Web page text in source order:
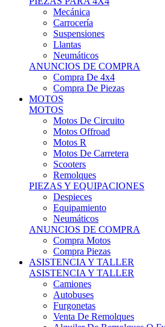
Mecánica
Carrocería
Suspensiones
Llantas
Neumáticos
ANUNCIOS DE COMPRA
Compra De 4x4
Compra De Piezas
MOTOS
MOTOS
Motos De Circuito
Motos Offroad
Motos R
Motos De Carretera
Scooters
Remolques
PIEZAS Y EQUIPACIONES
Despieces
Equipamiento
Neumáticos
ANUNCIOS DE COMPRA
Compra Motos
Compra Piezas
ASISTENCIA Y TALLER
ASISTENCIA Y TALLER
Camiones
Autobuses
Furgonetas
Venta De Remolques